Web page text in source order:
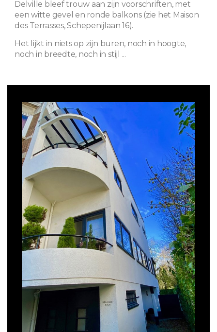
Delville bleef trouw aan zijn voorschriften, met
een witte gevel en ronde balkons (zie het Maison
des Terrasses, Schepenijlaan 16).
Het lijkt in niets op zijn buren, noch in hoogte,
noch in breedte, noch in stijl ...